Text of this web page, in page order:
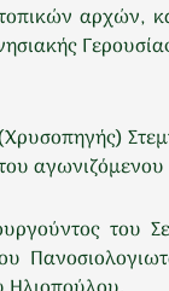
αρχών,
του